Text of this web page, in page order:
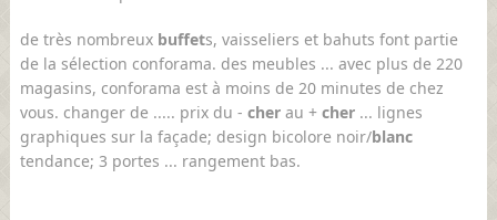
de très nombreux buffets, vaisseliers et bahuts font partie
de la sélection conforama. des meubles ... avec plus de 220
magasins, conforama est à moins de 20 minutes de chez
vous. changer de ..... prix du - cherau + cher... lignes
graphiques sur la façade; design bicolore noir/blanc
tendance; 3 portes ... rangement bas.